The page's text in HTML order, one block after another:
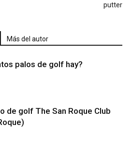
putter
Más del autor
palos de golf hay?
de golf The San Roque Club